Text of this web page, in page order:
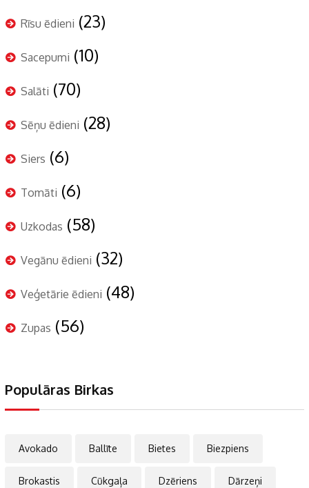
Rīsu ēdieni (23)
Sacepumi (10)
Salāti (70)
Sēņu ēdieni (28)
Siers (6)
Tomāti (6)
Uzkodas (58)
Vegānu ēdieni (32)
Veģetārie ēdieni (48)
Zupas (56)
Populāras Birkas
Avokado Ballīte Bietes Biezpiens
Brokastis Cūkgaļa Dzēriens Dārzeņi